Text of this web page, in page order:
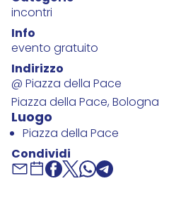
incontri
Info
evento gratuito
Indirizzo
@ Piazza della Pace
Piazza della Pace, Bologna
Luogo
Piazza della Pace
Condividi